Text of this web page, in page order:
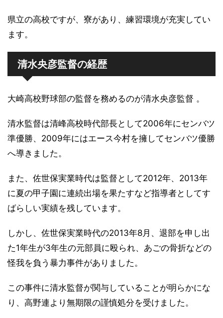
県立の高校ですが、寮があり、練習環境が充実してい
ます。
清水央彦監督の経歴
大崎高校野球部の監督を務めるのが清水央彦監督 。
清水監督は清峰高校時代部長として2006年にセンバツ
準優勝、2009年にはエース今村を擁してセンバツ優勝
へ導きました。
また、佐世保実業時代は監督として2012年、2013年
に夏の甲子園に連続出場を果たすなど指導者としてす
ばらしい実績を残しています。
しかし、佐世保実業時代の2013年8月、退部を申し出
た1年生が3年生の元部員に殴られ、あごの骨折などの
怪我を負う暴力事件がありました。
この事件に清水監督が関与していることが明らかにな
り、高野連より無期限の謹慎処分を受けました。